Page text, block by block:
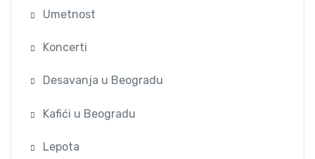
Umetnost
Koncerti
Desavanja u Beogradu
Kafići u Beogradu
Lepota